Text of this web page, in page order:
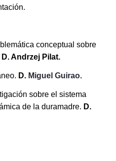
conceptual sobre
D. Andrzej Pilat.
D. Miguel Guirao.
sobre el sistema
de la duramadre. D.